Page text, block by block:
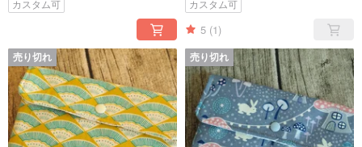
カスタム可 カスタム可
5 (1)
売り切れ 売り切れ